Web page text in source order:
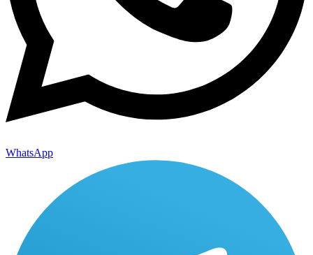
WhatsApp